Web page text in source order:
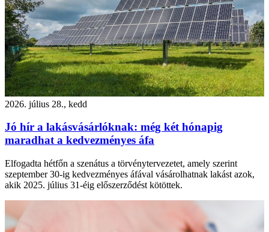
2026. július 28., kedd
Jó hír a lakásvásárlóknak: még két hónapig
maradhat a kedvezményes áfa
Elfogadta hétfőn a szenátus a törvénytervezetet, amely szerint
szeptember 30-ig kedvezményes áfával vásárolhatnak lakást azok,
akik 2025. július 31-éig előszerződést kötöttek.